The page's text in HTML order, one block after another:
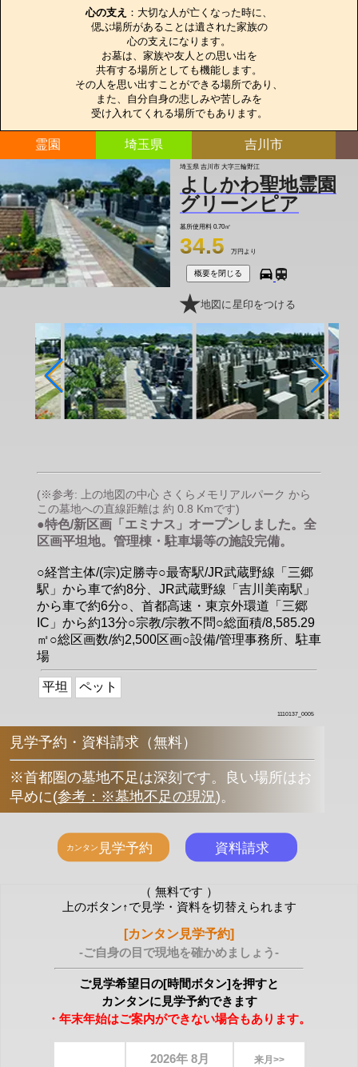
心の支え ：大切な人が亡くなった時に、
偲ぶ場所があることは遺された家族の
心の支えになります。
お墓は、家族や友人との思い出を
共有する場所としても機能します。
その人を思い出すことができる場所であり、
また、自分自身の悲しみや苦しみを
受け入れてくれる場所でもあります。
霊園 埼玉県 吉川市
埼玉県 吉川市 大字三輪野江
よしかわ聖地霊園
グリーンピア
墓所使用料 0.70㎡
34.5 万円より
概要を閉じる
地図に星印をつける
(※参考: 上の地図の中心 さくらメモリアルパーク から
この墓地への直線距離は 約 0.8 Kmです)
●特色/新区画「エミナス」オープンしました。全
区画平坦地。管理棟・駐車場等の施設完備。
○経営主体/(宗)定勝寺○最寄駅/JR武蔵野線「三郷
駅」から車で約8分、JR武蔵野線「吉川美南駅」
から車で約6分○、首都高速・東京外環道「三郷
IC」から約13分○宗教/宗教不問○総面積/8,585.29
㎡○総区画数/約2,500区画○設備/管理事務所、駐車
場
平坦 ペット
1110137_0005
見学予約・資料請求（無料）
※首都圏の墓地不足は深刻です。良い場所はお
早めに(参考：※墓地不足の現況)。
（ 無料です ）
上のボタン↑で見学・資料を切替えられます
[カンタン見学予約]
-ご自身の目で現地を確かめましょう-
ご見学希望日の[時間ボタン]を押すと
カンタンに見学予約できます
・年末年始はご案内ができない場合もあります。
2026年 8月 来月>>